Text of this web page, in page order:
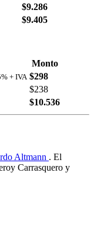
$9.286
$9.405
Monto
+ IVA $298
$238
$10.536
Altmann . El
Carrasquero y